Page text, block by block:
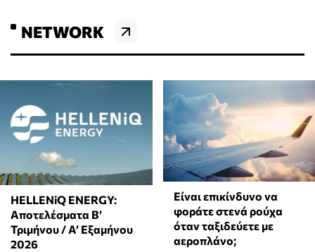
NETWORK
HELLENiQ ENERGY:
Αποτελέσματα Β’
Τριμήνου / Α’ Εξαμήνου
2026
⁠Είναι επικίνδυνο να
φοράτε στενά ρούχα
όταν ταξιδεύετε με
αεροπλάνο;